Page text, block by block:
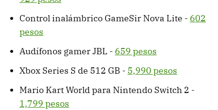
Control inalámbrico GameSir Nova Lite - 602
pesos
Audífonos gamer JBL - 659 pesos
Xbox Series S de 512 GB - 5,990 pesos
Mario Kart World para Nintendo Switch 2 -
1,799 pesos